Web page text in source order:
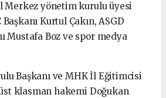
Merkez yönetim kurulu üyesi
Kurtul Çakın, ASGD
Mustafa Boz ve spor medya
Başkanı ve MHK İl Eğitimcisi
klasman hakemi Doğukan